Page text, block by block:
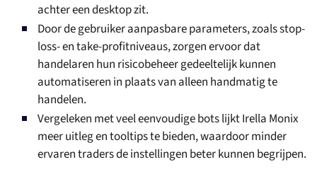
achter een desktop zit.
Door de gebruiker aanpasbare parameters, zoals stop-
loss- en take-profitniveaus, zorgen ervoor dat
handelaren hun risicobeheer gedeeltelijk kunnen
automatiseren in plaats van alleen handmatig te
handelen.
Vergeleken met veel eenvoudige bots lijkt Irella Monix
meer uitleg en tooltips te bieden, waardoor minder
ervaren traders de instellingen beter kunnen begrijpen.